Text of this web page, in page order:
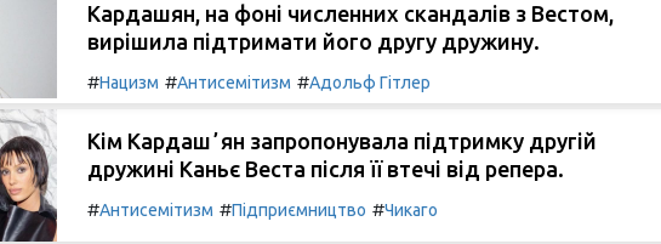
Кардашян, на фоні численних скандалів з Вестом,
вирішила підтримати його другу дружину.
#Нацизм #Антисемітизм #Адольф Гітлер
Кім Кардашʼян запропонувала підтримку другій
дружині Каньє Веста після її втечі від репера.
#Антисемітизм #Підприємництво #Чикаго